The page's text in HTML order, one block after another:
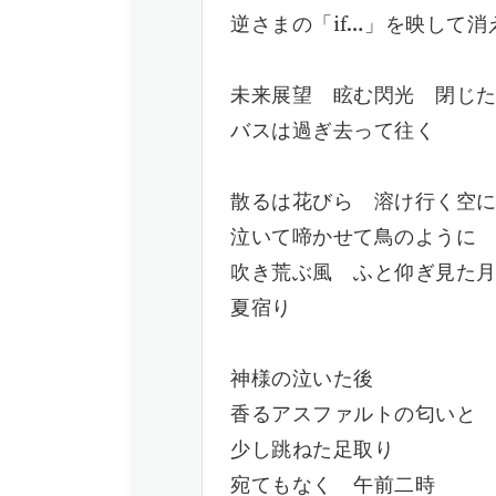
逆さまの「if…」を映して消
未来展望 眩む閃光 閉じ
バスは過ぎ去って往く
散るは花びら 溶け行く空に
泣いて啼かせて鳥のように
吹き荒ぶ風 ふと仰ぎ見た月
夏宿り
神様の泣いた後
香るアスファルトの匂いと
少し跳ねた足取り
宛てもなく 午前二時